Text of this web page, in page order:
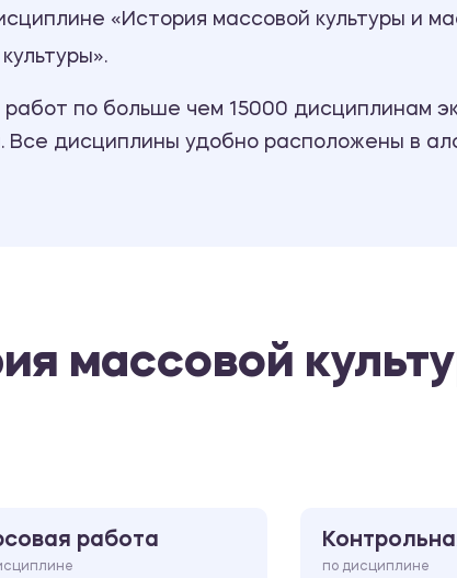
«История массовой культуры и
по больше чем 15000 дисциплинам
Все дисциплины удобно расположены в
массовой
работа
по дисциплине